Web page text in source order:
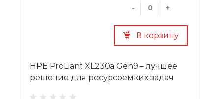
- +
В корзину
HPE ProLiant XL230a Gen9 – лучшее
решение для ресурсоемких задач